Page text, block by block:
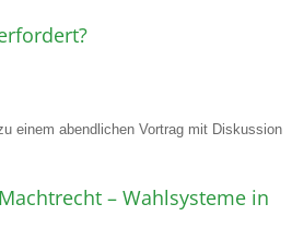
einem abendlichen Vortrag mit Diskussion
– Wahlsysteme in